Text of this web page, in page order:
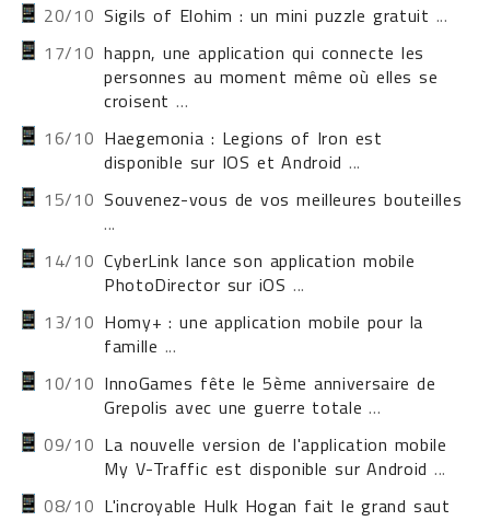
20/10 Sigils of Elohim : un mini puzzle gratuit ...
17/10 happn, une application qui connecte les
personnes au moment même où elles se
croisent ...
16/10 Haegemonia : Legions of Iron est
disponible sur IOS et Android ...
15/10 Souvenez-vous de vos meilleures bouteilles
...
14/10 CyberLink lance son application mobile
PhotoDirector sur iOS ...
13/10 Homy+ : une application mobile pour la
famille ...
10/10 InnoGames fête le 5ème anniversaire de
Grepolis avec une guerre totale ...
09/10 La nouvelle version de l'application mobile
My V-Traffic est disponible sur Android ...
08/10 L'incroyable Hulk Hogan fait le grand saut